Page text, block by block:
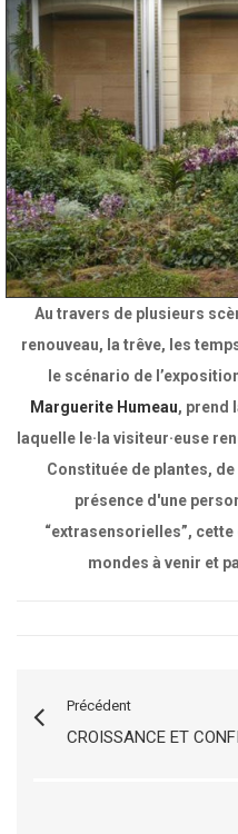
Au travers de plusieurs
renouveau, la trêve, les
le scénario de
Marguerite Humeau, prend
laquelle le·la visiteur·euse
Constituée de plantes,
présence d'une
“extrasensorielles”,
mondes à venir et
Précédent
CROISSANCE ET